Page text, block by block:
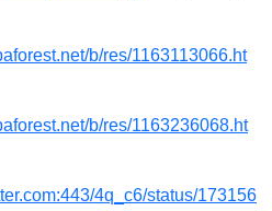
b/res/1163113066.ht
b/res/1163236068.ht
4q_c6/status/173156